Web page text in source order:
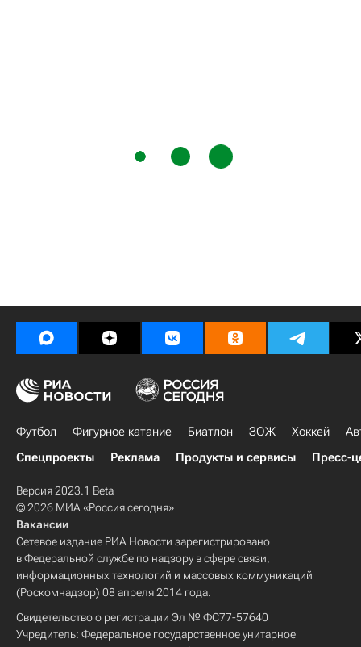
Футбол Фигурное катание Биатлон ЗОЖ Хоккей
Спецпроекты
Реклама Продукты и сервисы Пресс-
Версия 2023.1 Beta
© 2026 МИА «Россия сегодня»
Вакансии
Сетевое издание РИА Новости зарегистрировано
в Федеральной службе по надзору в сфере связи,
информационных технологий и массовых коммуникаций
(Роскомнадзор) 08 апреля 2014 года.
Свидетельство о регистрации Эл № ФС77-57640
Учредитель: Федеральное государственное унитарное